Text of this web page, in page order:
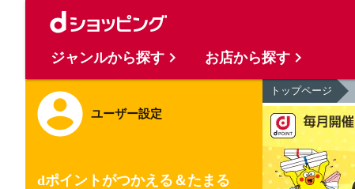
ユーザー設定
dポイントがつかえる＆たまる
トップページ
ジャンルから探す お店から探す